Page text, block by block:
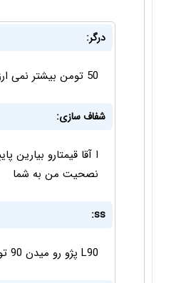
درگر:
50 تومن بیشتر نمی ارزه آخه کی 100 میده این تا گزینه های دیگه هست
شفاف سازی:
ا آقا قیمتارو
نصحیت من به شما
ss:
L90 پژو رو میدن 90 تومن بعد می گن چرا شکست خورد